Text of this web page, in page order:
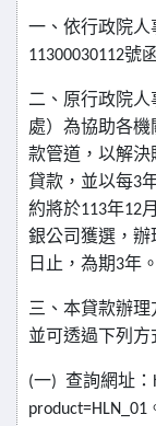
一、依行政院人
11300030112號
二、原行政院
處）為協助各
款管道，以解決
貸款，並以每3
約將於113年12月
銀公司獲選，辦
日止，為期3年
三、本貸款辦理
並可透過下列方
(一) 查詢網址：
product=HLN_01